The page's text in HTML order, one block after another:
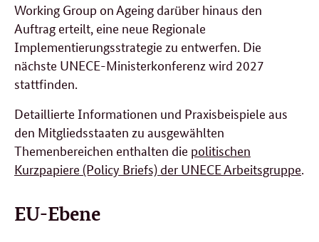
Working Group on Ageing darüber hinaus den
Auftrag erteilt, eine neue Regionale
Implementierungsstrategie zu entwerfen. Die
nächste UNECE-Ministerkonferenz wird 2027
stattfinden.
Detaillierte Informationen und Praxisbeispiele aus
den Mitgliedsstaaten zu ausgewählten
Themenbereichen enthalten die politischen
Kurzpapiere (Policy Briefs) der UNECE Arbeitsgruppe.
EU-Ebene